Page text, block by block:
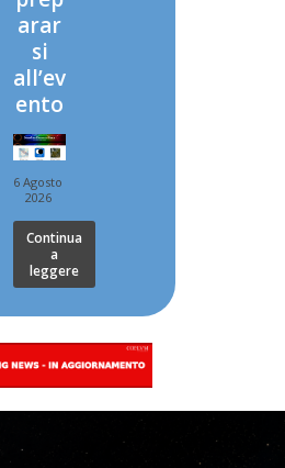
arar
si
all’ev
ento
6 Agosto
2026
Continua
a
leggere